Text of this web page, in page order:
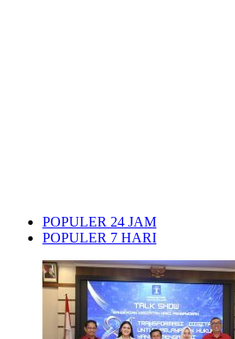
POPULER 24 JAM
POPULER 7 HARI